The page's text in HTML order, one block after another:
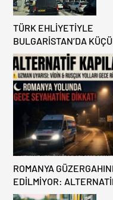
TÜRK EHLİYETİYLE
BULGARİSTAN’DA
HATA, ARACINA 6 AY EL
KONULMASINA YOL
ROMANYA
EDİLMİYOR:
KAZANDIRIYOR!